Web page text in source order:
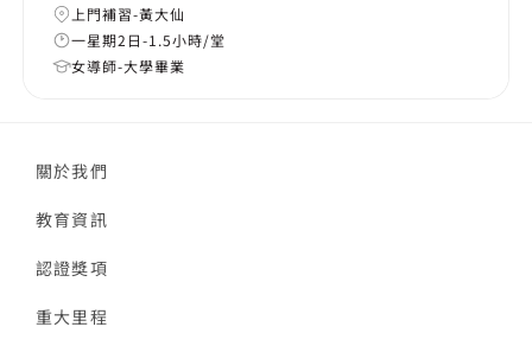
上門補習-黃大仙
一星期2日-1.5小時/堂
女導師-大學畢業
關於我們
教育資訊
認證獎項
重大里程